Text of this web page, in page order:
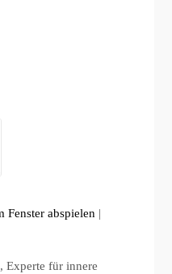
Fenster abspielen |
Experte für innere